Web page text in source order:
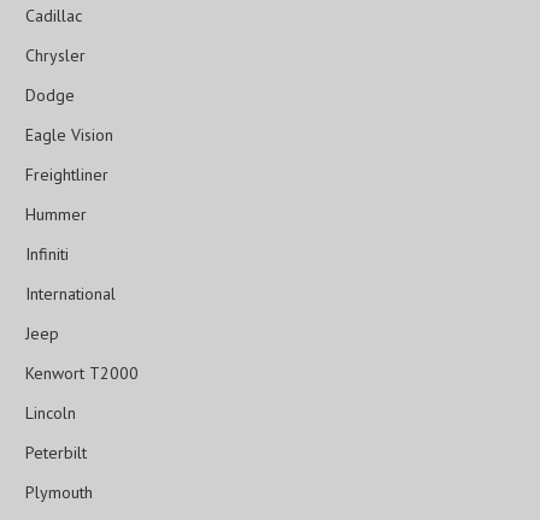
Cadillac
Chrysler
Dodge
Eagle Vision
Freightliner
Hummer
Infiniti
International
Jeep
Kenwort T2000
Lincoln
Peterbilt
Plymouth